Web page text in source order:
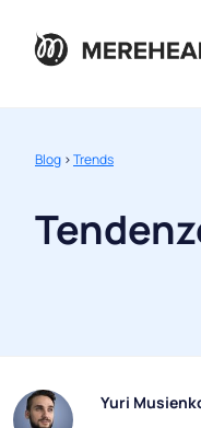
Blog >Trends
Yuri